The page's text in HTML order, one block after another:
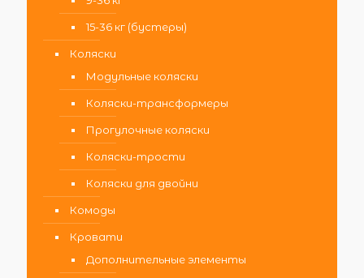
15-36 кг (бустеры)
Коляски
Модульные коляски
Коляски-трансформеры
Прогулочные коляски
Коляски-трости
Коляски для двойни
Комоды
Кровати
Дополнительные элементы